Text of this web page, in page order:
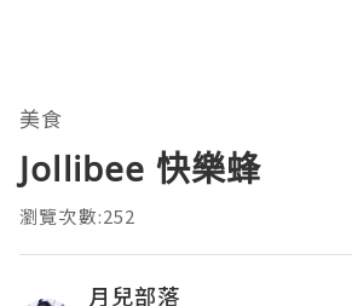
美食
Jollibee 快樂蜂
瀏覽次數:252
月兒部落